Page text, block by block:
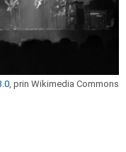
, prin Wikimedia Commons